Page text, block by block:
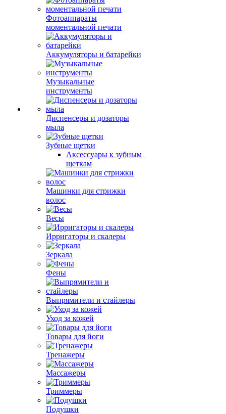
Фотоаппараты
моментальной печати
Аккумуляторы и батарейки
Музыкальные
инструменты
Диспенсеры и дозаторы
мыла
Зубные щетки
Аксессуары к зубным
щеткам
Машинки для стрижки
волос
Весы
Ирригаторы и скалеры
Зеркала
Фены
Выпрямители и стайлеры
Уход за кожей
Товары для йоги
Тренажеры
Массажеры
Триммеры
Подушки